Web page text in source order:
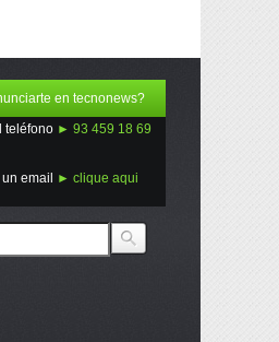
en tecnonews?
teléfono ► 93 459 18 69
email ► clique aqui